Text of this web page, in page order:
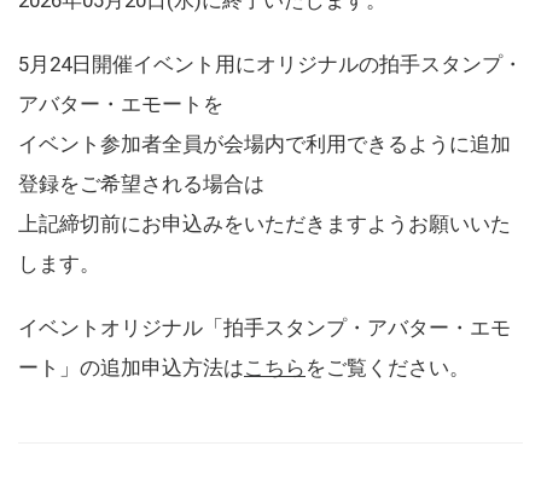
5月24日開催イベント用にオリジナルの拍手スタンプ・
アバター・エモートを
イベント参加者全員が会場内で利用できるように追加
登録をご希望される場合は
上記締切前にお申込みをいただきますようお願いいた
します。
イベントオリジナル「拍手スタンプ・アバター・エモ
ート」の追加申込方法はこちら をご覧ください。